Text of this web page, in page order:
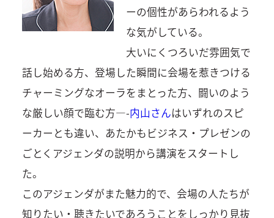
ーの個性があらわれるよう
な気がしている。
大いにくつろいだ雰囲気で
話し始める方、登場した瞬間に会場を惹きつける
チャーミングなオーラをまとった方、闘いのよう
な厳しい顔で臨む方—-内山さんはいずれのスピ
ーカーとも違い、あたかもビジネス・プレゼンの
ごとくアジェンダの説明から講演をスタートし
た。
このアジェンダがまた魅力的で、会場の人たちが
知りたい・聴きたいであろうことをしっかり見抜